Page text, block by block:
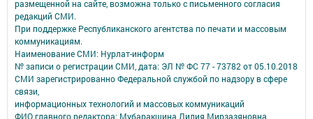
размещенной на сайте, возможна только с письменного согласия
редакций СМИ.
При поддержке Республиканского агентства по печати и массовым
коммуникациям.
Наименование СМИ: Нурлат-⁠информ
№ записи о регистрации СМИ, дата: ЭЛ № ФС 77 -⁠ 73782 от 05.10.2018
СМИ зарегистрированно Федеральной службой по надзору в сфере
связи,
информационных технологий и массовых коммуникаций
ФИО главного редактора: Мубаракшина Лилия Мирзазяновна